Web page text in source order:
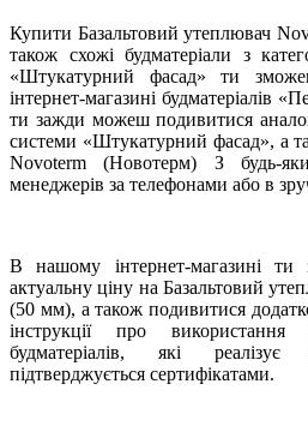
Купити Базальтовий утеплювач
також схожі будматеріали з
«Штукатурний фасад» ти
інтернет-магазині будматеріалів
ти зажди можеш подивитися
системи «Штукатурний фасад», а
Novoterm (Новотерм) З будь-
менеджерів за телефонами або в
В нашому інтернет-магазині ти
актуальну ціну на Базальтовий
(50 мм), а також подивитися
інструкції про
будматеріалів, які реалізує
підтверджується сертифікатами.